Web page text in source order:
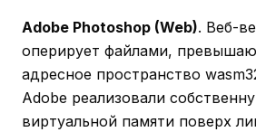
Adobe Photoshop (Web). Веб-
оперирует файлами,
адресное пространство
Adobe реализовали
виртуальной памяти поверх